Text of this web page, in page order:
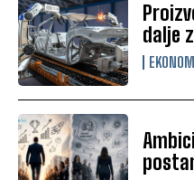
dalje